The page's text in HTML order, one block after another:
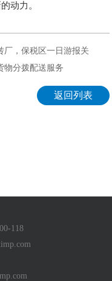
动力。
厂，保税区一日游报关
物分拨配送服务
返回列表
118